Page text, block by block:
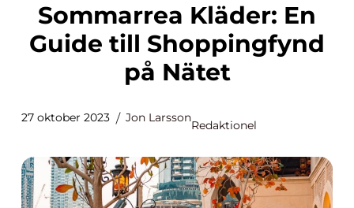
Sommarrea Kläder: En
Guide till Shoppingfynd
på Nätet
27 oktober 2023 Jon Larsson
Redaktionel